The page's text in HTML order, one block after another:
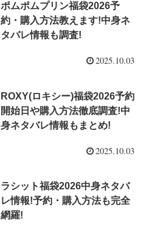
ポムポムプリン福袋2026予
約・購入方法教えます!中身ネ
タバレ情報も調査!
2025.10.03
ROXY(ロキシー)福袋2026予約
開始日や購入方法徹底調査!中
身ネタバレ情報もまとめ!
2025.10.03
ラシット福袋2026中身ネタバ
レ情報!予約・購入方法も完全
網羅!